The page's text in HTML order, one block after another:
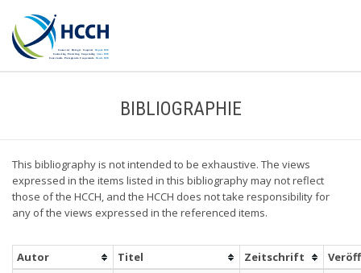
BIBLIOGRAPHIE
This bibliography is not intended to be exhaustive. The views
expressed in the items listed in this bibliography may not reflect
those of the HCCH, and the HCCH does not take responsibility for
any of the views expressed in the referenced items.
Autor Titel Zeitschrift